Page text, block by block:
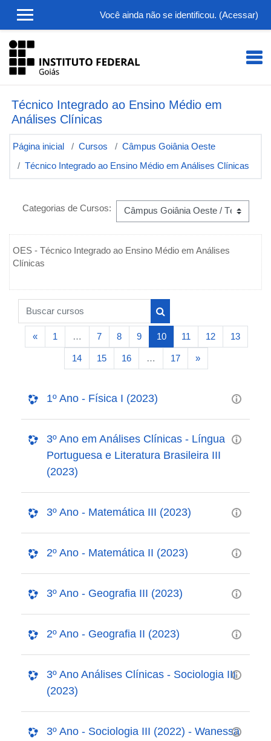
Você ainda não se identificou. (Acessar)
Técnico Integrado ao Ensino Médio em
Análises Clínicas
Página inicial Cursos
Câmpus Goiânia Oeste
Técnico Integrado ao Ensino Médio em Análises Clínicas
Categorias de Cursos:
OES - Técnico Integrado ao Ensino Médio em Análises
Clínicas
Buscar cursos
Buscar cursos
«Página anterior
1 … 7 8 9 10(atual)
11 12 13
14 15 16 … 17 »Próxima página
1º Ano - Física I (2023)
3º Ano em Análises Clínicas - Língua
Portuguesa e Literatura Brasileira III
(2023)
3º Ano - Matemática III (2023)
2º Ano - Matemática II (2023)
3º Ano - Geografia III (2023)
2º Ano - Geografia II (2023)
3º Ano Análises Clínicas - Sociologia III
(2023)
3º Ano - Sociologia III (2022) - Wanessa